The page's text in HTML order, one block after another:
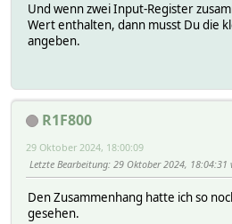
Und wenn zwei Input-Register
Wert enthalten, dann musst Du die
angeben.
R1F800
29 Oktober 2024, 18:00:09
Letzte Bearbeitung: 29 Oktober 2024, 18:04:31
Den Zusammenhang hatte ich so
gesehen.